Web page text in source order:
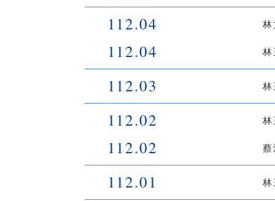
112.04
112.04
112.03
112.02
112.02
112.01